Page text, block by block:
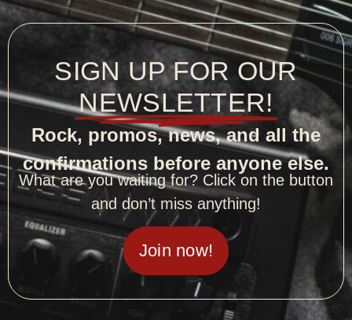
SIGN UP FOR OUR
NEWSLETTER!
Rock, promos, news, and all the
confirmations before anyone else.
What are you waiting for? Click on the button
and don’t miss anything!
Join now!